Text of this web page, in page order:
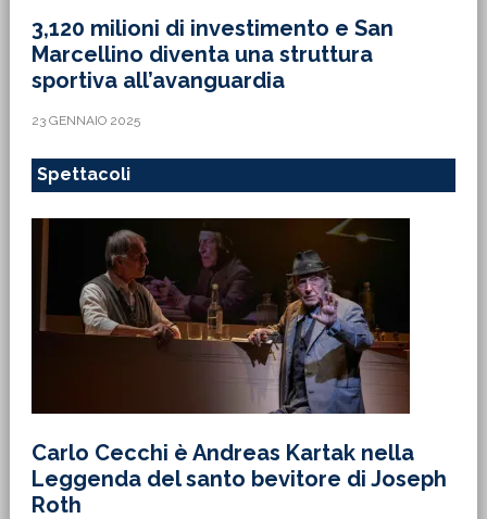
3,120 milioni di investimento e San
Marcellino diventa una struttura
sportiva all’avanguardia
23 GENNAIO 2025
Spettacoli
Carlo Cecchi è Andreas Kartak nella
Leggenda del santo bevitore di Joseph
Roth